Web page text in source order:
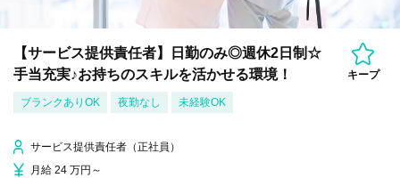
【サービス提供責任者】日勤のみ◎週休2日制☆
手当充実♪お持ちのスキルを活かせる環境！
キープ
ブランクありOK 夜勤なし 未経験OK
サービス提供責任者（正社員）
月給 24 万円～